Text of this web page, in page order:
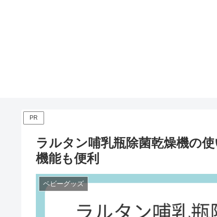
PR
ラルタン哺乳瓶除菌乾燥機の
機能も便利
ベビーグッズ